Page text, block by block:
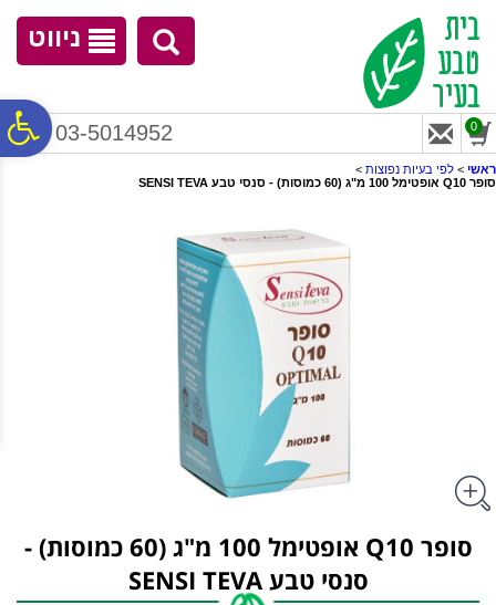
נגישות
ניווט
03-5014952 0
ראשי > לפי בעיות נפוצות >
סופר Q10 אופטימל 100 מ"ג (60 כמוסות) - סנסי טבע SENSI TEVA
סופר Q10 אופטימל 100 מ"ג (60 כמוסות) -
סנסי טבע SENSI TEVA